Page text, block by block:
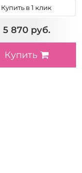
Купить в 1 клик
5 870 руб.
Купить